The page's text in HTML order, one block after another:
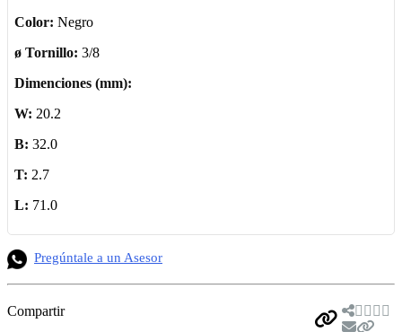
Color: Negro
ø Tornillo: 3/8
Dimenciones (mm):
W: 20.2
B: 32.0
T: 2.7
L: 71.0
Pregúntale a un Asesor
Compartir